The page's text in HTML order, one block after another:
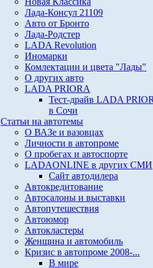
Лада-Консул 21109
Авто от Бронто
Лада-Родстер
LADA Revolution
Иномарки
Комлектации и цвета "Лады"
О других авто
LADA PRIORA
Тест-драйв LADA
в Сочи
Статьи на автотемы
О ВАЗе и вазовцах
Личности в автопроме
О пробегах и автоспорте
LADAONLINE в других СМИ
Сайт автодилера
Автокредитование
Автосалоны и выставки
Автопутешествия
Автоюмор
Автокластеры
Женщина и автомобиль
Кризис в автопроме 2008-...
В мире